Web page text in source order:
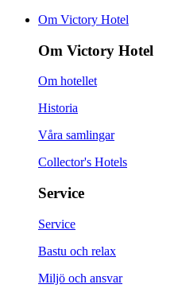
Om Victory Hotel
Om Victory Hotel
Om hotellet
Historia
Våra samlingar
Collector's Hotels
Service
Service
Bastu och relax
Miljö och ansvar